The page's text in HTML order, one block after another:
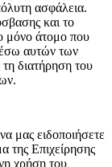
ασφάλεια.
και το
μόνο άτομο που
αυτών των
τη διατήρηση του
μας ειδοποιήσετε
της Επιχείρησης
χρήση του